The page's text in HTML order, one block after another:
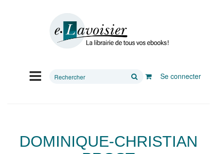
Rechercher
Se connecter
DOMINIQUE-CHRISTIAN